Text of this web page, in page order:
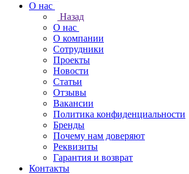
О нас
Назад
О нас
О компании
Сотрудники
Проекты
Новости
Статьи
Отзывы
Вакансии
Политика конфиденциальности
Бренды
Почему нам доверяют
Реквизиты
Гарантия и возврат
Контакты